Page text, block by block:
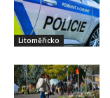
Litoměřicko